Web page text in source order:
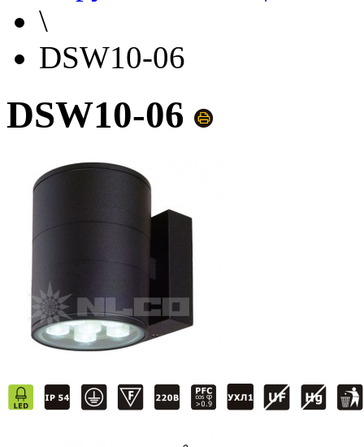
\
DSW10-06
DSW10-06